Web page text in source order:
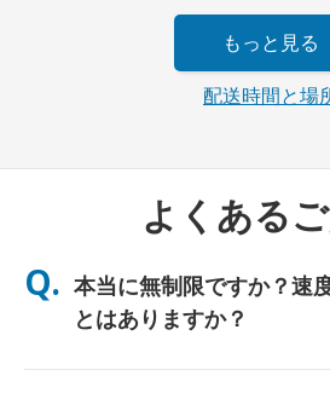
もっと見る
配送時間と場
よくある
Q. 本当に無制限ですか？速
とはありますか？
はい。正真正銘の無制限です。当社で